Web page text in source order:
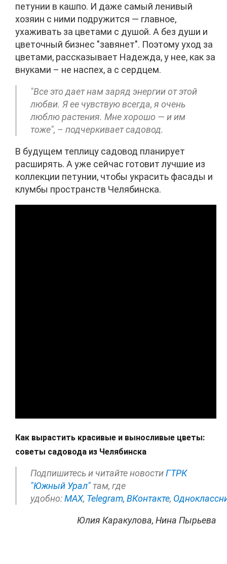
петунии в кашпо. И даже самый ленивый
хозяин с ними подружится — главное,
ухаживать за цветами с душой. А без души и
цветочный бизнес "завянет". Поэтому уход за
цветами, рассказывает Надежда, у нее, как за
внуками – не наспех, а с сердцем.
"Все это дает нам заряд энергии от этой
любви. Я ее чувствую всегда, я очень
люблю растения. Мне хорошо — и им
тоже", – подчеркивает садовод.
В будущем теплицу садовод планирует
расширять. А уже сейчас готовит лучшие из
коллекции петунии, чтобы украсить фасады и
клумбы пространств Челябинска.
Как вырастить красивые и выносливые цветы:
советы садовода из Челябинска
Подпишитесь и читайте новостиГТРК
"Южный Урал" там, где
удобно:МАХ, Telegram, ВКонтакте,
Юлия Каракулова, Нина Пырьева